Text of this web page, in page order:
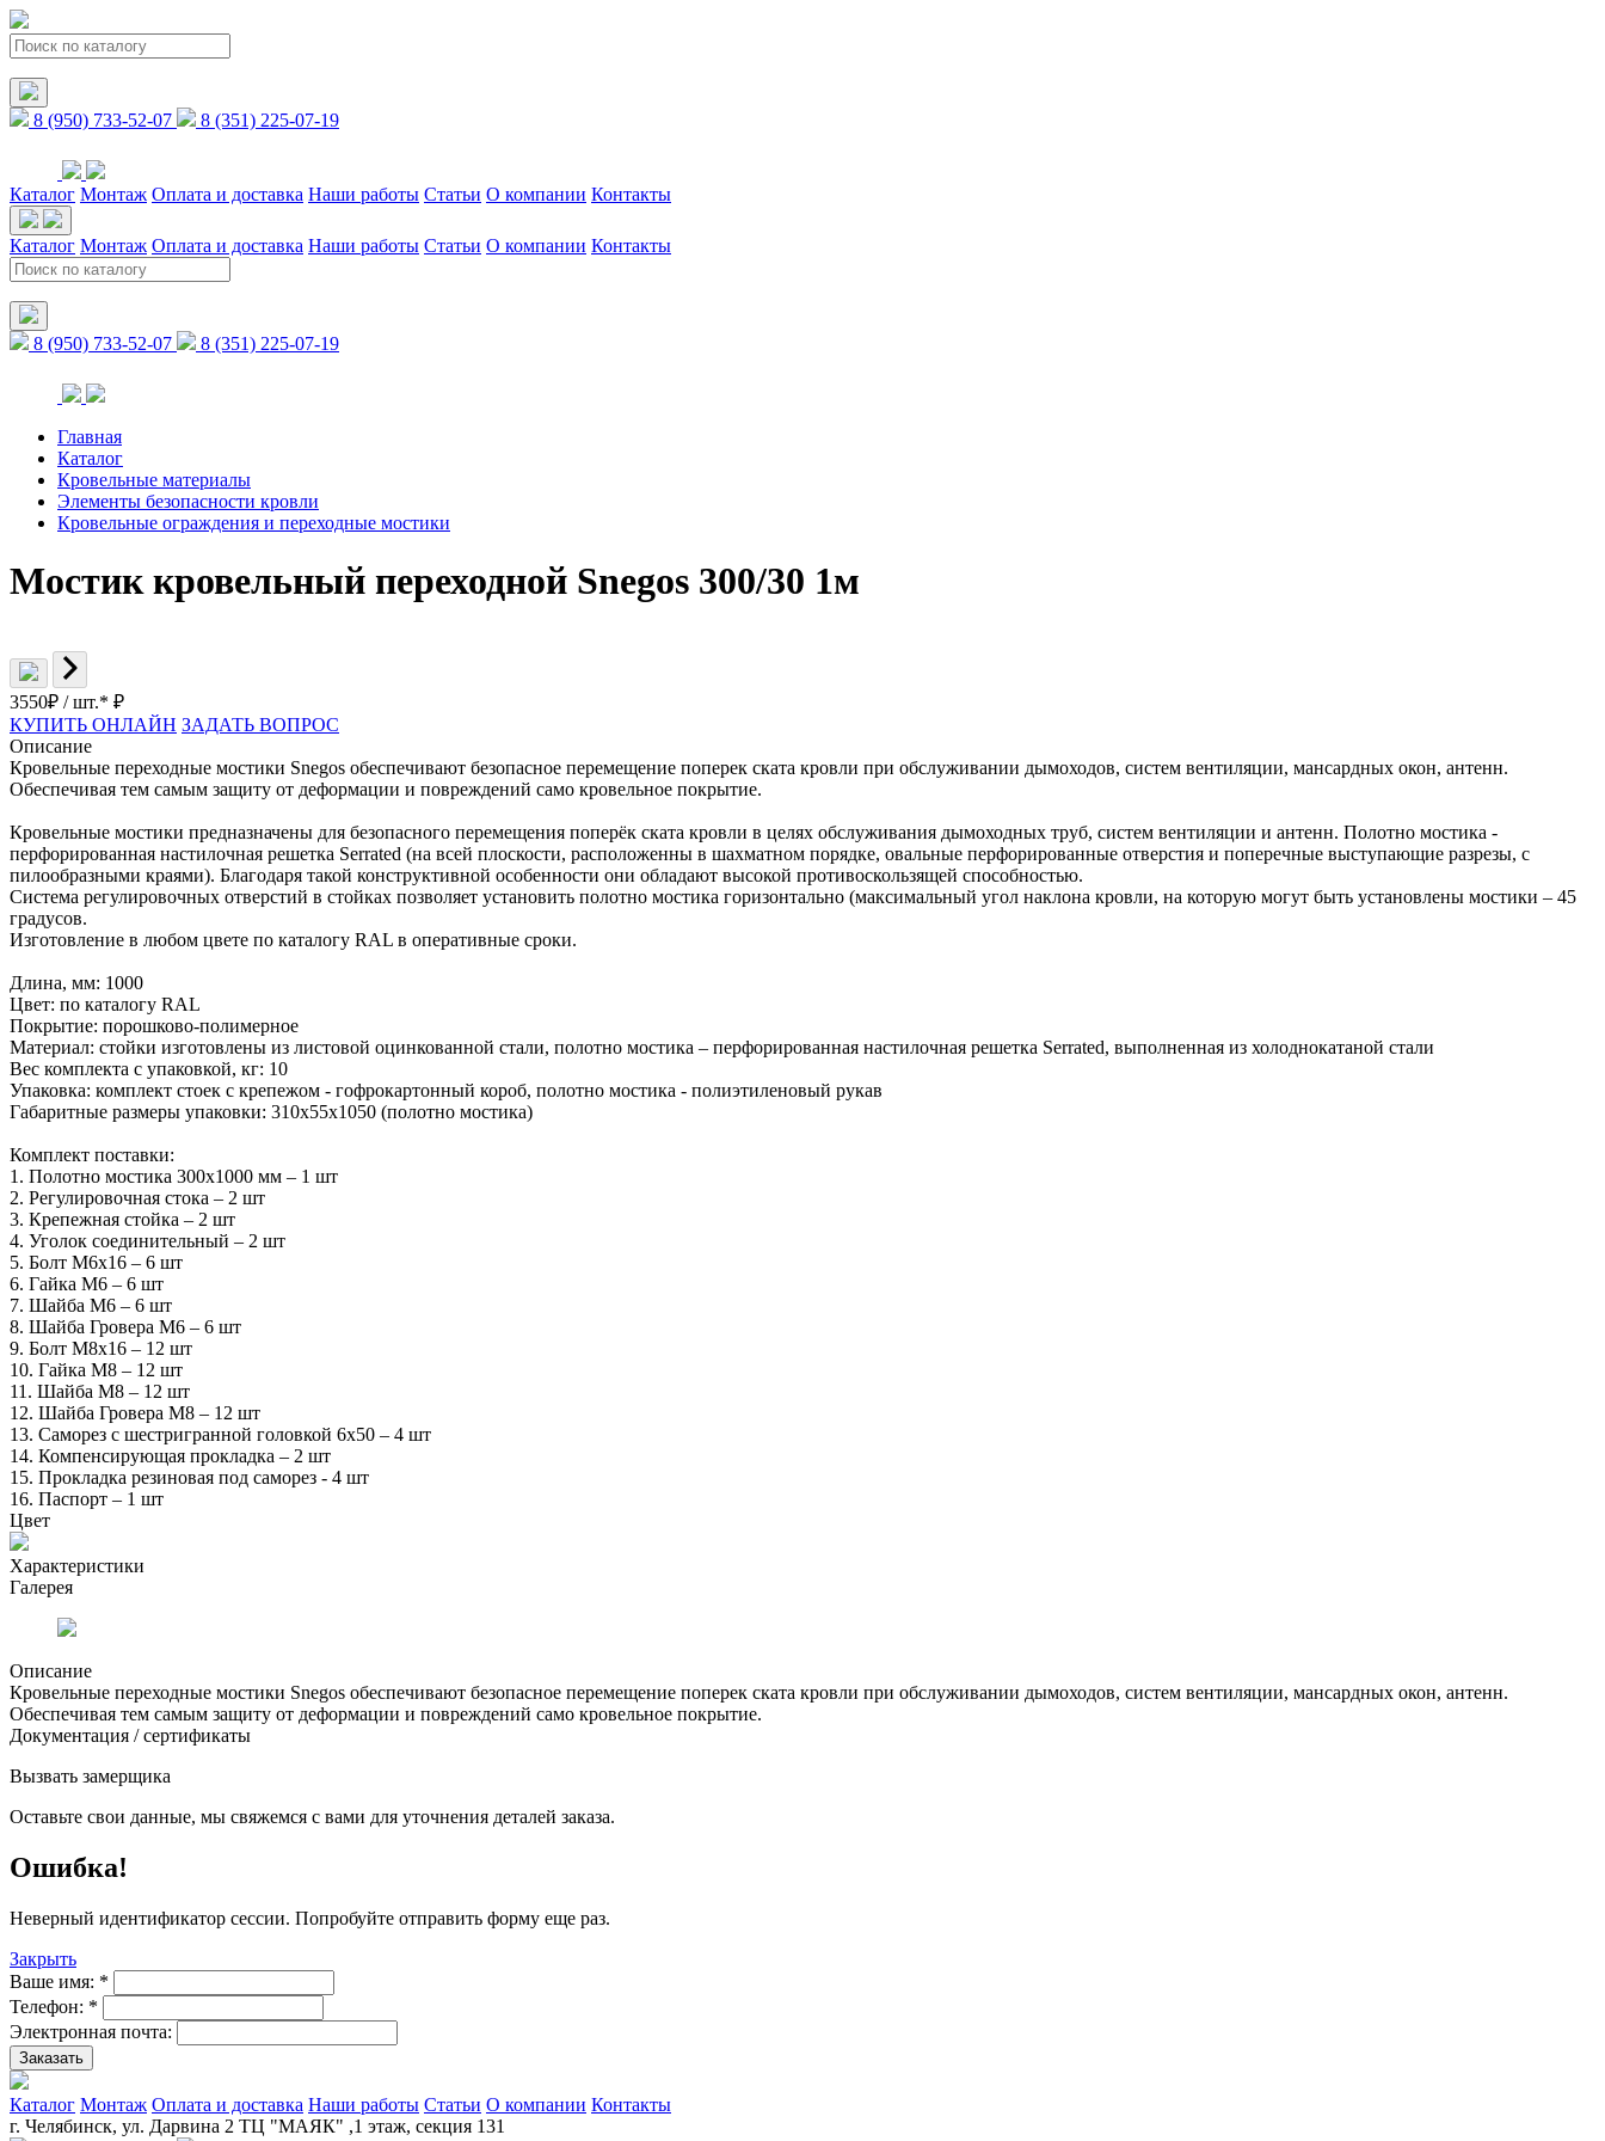
8 (950) 733-52-07 8 (351) 225-07-19
Каталог Монтаж Оплата и доставка Наши работы Статьи О компании Контакты
Каталог Монтаж Оплата и доставка Наши работы Статьи О компании Контакты
8 (950) 733-52-07 8 (351) 225-07-19
Главная
Каталог
Кровельные материалы
Элементы безопасности кровли
Кровельные ограждения и переходные мостики
Мостик кровельный переходной Snegos 300/30 1м
3550₽ / шт.* ₽
КУПИТЬ ОНЛАЙН ЗАДАТЬ ВОПРОС
Описание
Кровельные переходные мостики Snegos обеспечивают безопасное перемещение поперек ската кровли при обслуживании дымоходов, систем вентиляции, мансардных окон, антенн.
Обеспечивая тем самым защиту от деформации и повреждений само кровельное покрытие.
Кровельные мостики предназначены для безопасного перемещения поперёк ската кровли в целях обслуживания дымоходных труб, систем вентиляции и антенн. Полотно мостика -
перфорированная настилочная решетка Serrated (на всей плоскости, расположенны в шахматном порядке, овальные перфорированные отверстия и поперечные выступающие разрезы, с
пилообразными краями). Благодаря такой конструктивной особенности они обладают высокой противоскользящей способностью.
Система регулировочных отверстий в стойках позволяет установить полотно мостика горизонтально (максимальный угол наклона кровли, на которую могут быть установлены мостики – 45
градусов.
Изготовление в любом цвете по каталогу RAL в оперативные сроки.
Длина, мм: 1000
Цвет: по каталогу RAL
Покрытие: порошково-полимерное
Материал: стойки изготовлены из листовой оцинкованной стали, полотно мостика – перфорированная настилочная решетка Serrated, выполненная из холоднокатаной стали
Вес комплекта с упаковкой, кг: 10
Упаковка: комплект стоек с крепежом - гофрокартонный короб, полотно мостика - полиэтиленовый рукав
Габаритные размеры упаковки: 310х55х1050 (полотно мостика)
Комплект поставки:
1. Полотно мостика 300х1000 мм – 1 шт
2. Регулировочная стока – 2 шт
3. Крепежная стойка – 2 шт
4. Уголок соединительный – 2 шт
5. Болт М6х16 – 6 шт
6. Гайка М6 – 6 шт
7. Шайба М6 – 6 шт
8. Шайба Гровера М6 – 6 шт
9. Болт М8х16 – 12 шт
10. Гайка М8 – 12 шт
11. Шайба М8 – 12 шт
12. Шайба Гровера М8 – 12 шт
13. Саморез с шестригранной головкой 6х50 – 4 шт
14. Компенсирующая прокладка – 2 шт
15. Прокладка резиновая под саморез - 4 шт
16. Паспорт – 1 шт
Цвет
Характеристики
Галерея
Описание
Кровельные переходные мостики Snegos обеспечивают безопасное перемещение поперек ската кровли при обслуживании дымоходов, систем вентиляции, мансардных окон, антенн.
Обеспечивая тем самым защиту от деформации и повреждений само кровельное покрытие.
Документация / сертификаты
Вызвать замерщика
Оставьте свои данные, мы свяжемся с вами для уточнения деталей заказа.
Ошибка!
Неверный идентификатор сессии. Попробуйте отправить форму еще раз.
Закрыть
Ваше имя: *
Телефон: *
Электронная почта:
Заказать
Каталог Монтаж Оплата и доставка Наши работы Статьи О компании Контакты
г. Челябинск, ул. Дарвина 2 ТЦ "МАЯК" ,1 этаж, секция 131